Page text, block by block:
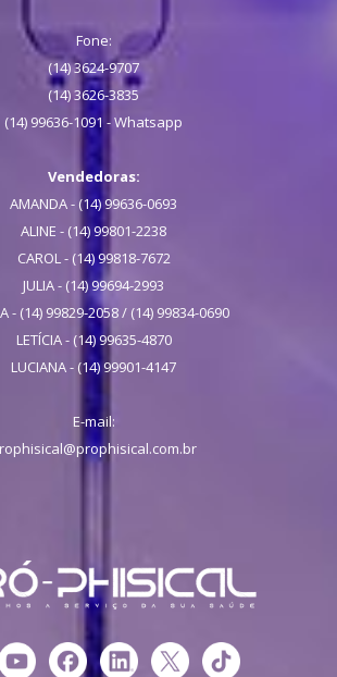
Fone:
(14) 3624-9707
(14) 3626-3835
(14) 99636-1091 - Whatsapp
Vendedoras:
AMANDA - (14) 99636-0693
ALINE - (14) 99801-2238
CAROL - (14) 99818-7672
JULIA - (14) 99694-2993
- (14) 99829-2058 / (14) 99834-0690
LETÍCIA - (14) 99635-4870
LUCIANA - (14) 99901-4147
E-mail: